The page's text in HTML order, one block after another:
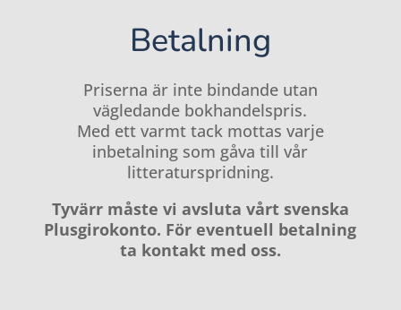
Betalning
Priserna är inte bindande utan
vägledande bokhandelspris.
Med ett varmt tack mottas varje
inbetalning som gåva till vår
litteraturspridning.
Tyvärr måste vi avsluta vårt svenska
Plusgirokonto. För eventuell betalning
ta kontakt med oss.